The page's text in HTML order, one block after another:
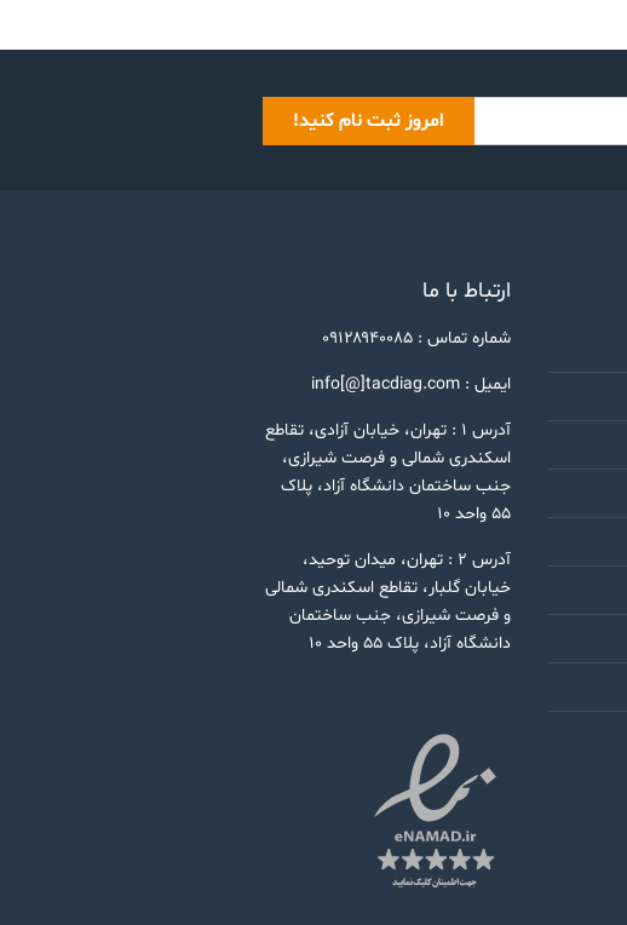
امروز ثبت نام کنید!
ارتباط با ما
شماره تماس : ۰۹۱۲۸۹۴۰۰۸۵
ایمیل : info[@]tacdiag.com
آدرس ۱ : تهران، خیابان آزادی، تقاطع
اسکندری شمالی و فرصت شیرازی،
جنب ساختمان دانشگاه آزاد، پلاک
۵۵ واحد ۱۰
آدرس ۲ : تهران، میدان توحید،
خیابان گلبار، تقاطع اسکندری شمالی
و فرصت شیرازی، جنب ساختمان
دانشگاه آزاد، پلاک ۵۵ واحد ۱۰